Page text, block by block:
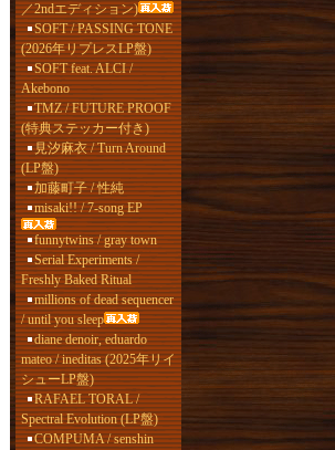
／2ndエディション)
SOFT / PASSING TONE
(2026年リプレスLP盤)
SOFT feat. ALCI /
Akebono
TMZ / FUTURE PROOF
(特典ステッカー付き)
見汐麻衣 / Turn Around
(LP盤)
加藤町子 / 性純
misaki!! / 7-song EP
funnytwins / gray town
Serial Experiments /
Freshly Baked Ritual
millions of dead sequencer
/ until you sleep
diane denoir, eduardo
mateo / ineditas (2025年リイ
シューLP盤)
RAFAEL TORAL /
Spectral Evolution (LP盤)
COMPUMA / senshin